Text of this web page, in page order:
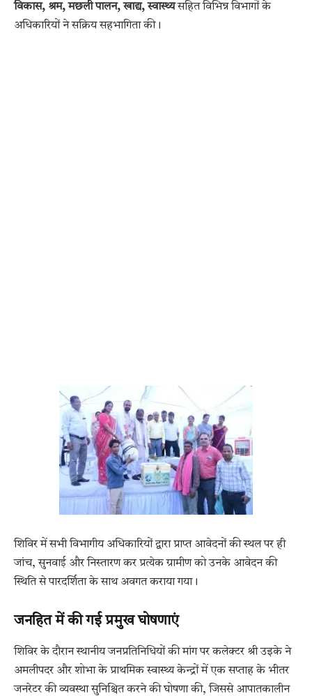
विकास, श्रम, मछली पालन, खाद्य, स्वास्थ्यसहित विभिन्न विभागों के
अधिकारियों ने सक्रिय सहभागिता की।
शिविर में सभी विभागीय अधिकारियों द्वारा प्राप्त आवेदनों की स्थल पर ही
जांच, सुनवाई और निस्तारण कर प्रत्येक ग्रामीण को उनके आवेदन की
स्थिति से पारदर्शिता के साथ अवगत कराया गया।
जनहित में की गई प्रमुख घोषणाएं
शिविर के दौरान स्थानीय जनप्रतिनिधियों की मांग पर कलेक्टर श्री उइके ने
अमलीपदर और शोभा के प्राथमिक स्वास्थ्य केन्द्रों में एक सप्ताह के भीतर
जनरेटर की व्यवस्था सुनिश्चित करने की घोषणा की, जिससे आपातकालीन